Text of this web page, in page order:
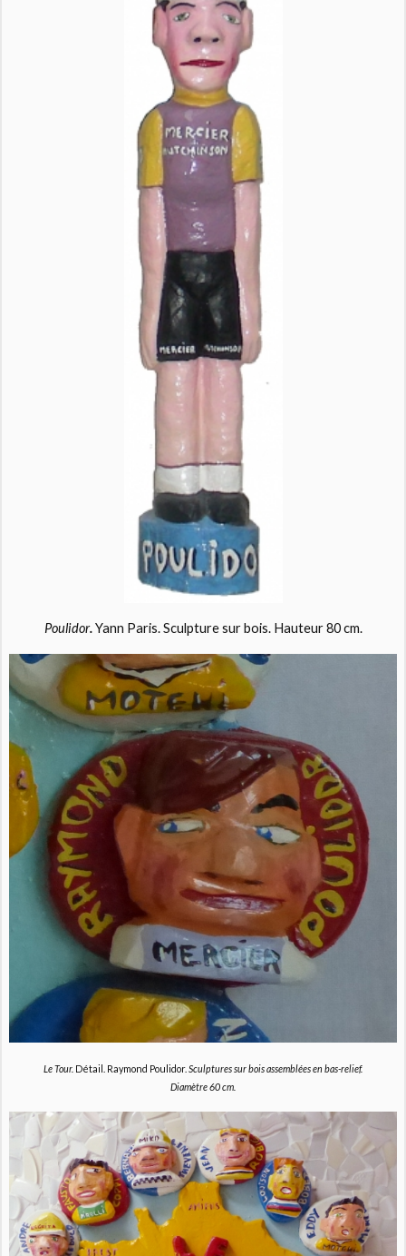
Poulidor.Yann Paris. Sculpture sur bois. Hauteur 80 cm.
Le Tour. Détail. Raymond Poulidor. Sculptures sur bois assemblées en bas-relief.
Diamètre 60 cm.